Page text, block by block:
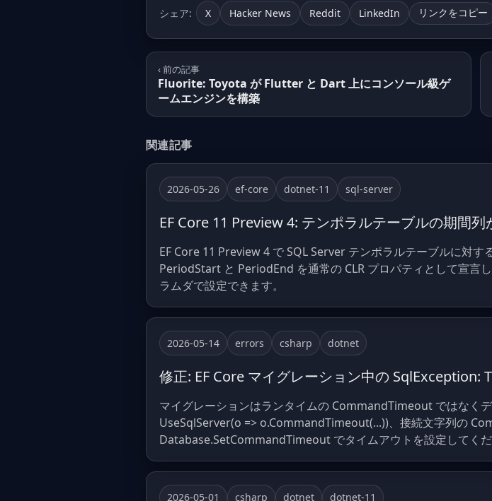
シェア: X Hacker News Reddit LinkedIn リンクをコピー
‹ 前の記事
Fluorite: Toyota が Flutter と Dart 上にコンソール級ゲ
ームエンジンを構築
関連記事
2026-05-26 ef-core dotnet-11 sql-server
EF Core 11 Preview 4: テンポラルテーブルの期間
EF Core 11 Preview 4 で SQL Server テンポラルテーブルに対す
PeriodStart と PeriodEnd を通常の CLR プロパティとして宣
ラムダで設定できます。
2026-05-14 errors csharp dotnet
修正: EF Core マイグレーション中の SqlException:
マイグレーションはランタイムの CommandTimeout ではなく
UseSqlServer(o => o.CommandTimeout(...))、接続文字列の
Database.SetCommandTimeout でタイムアウトを設定してくだ
2026-05-01 csharp dotnet dotnet-11